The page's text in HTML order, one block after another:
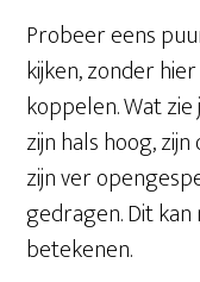
Probeer eens
kijken, zonder
koppelen. Wat
zijn hals hoog,
zijn ver
gedragen. Dit
betekenen.